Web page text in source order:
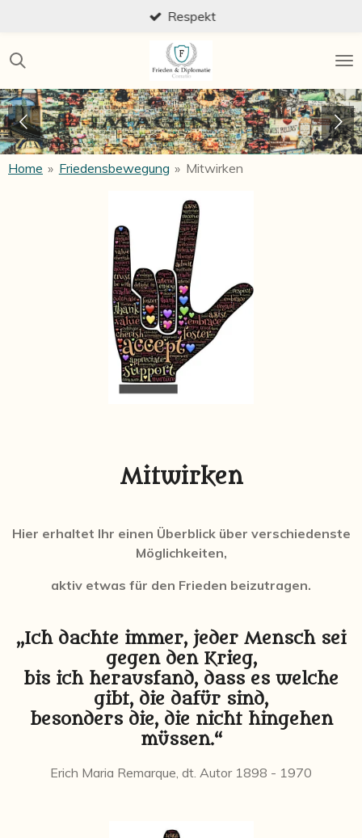
springen
Respekt
Home » Friedensbewegung » Mitwirken
Mitwirken
Hier erhaltet Ihr einen Überblick über verschiedenste
Möglichkeiten,
aktiv etwas für den Frieden beizutragen.
„Ich dachte immer, jeder Mensch sei
gegen den Krieg,
bis ich herausfand, dass es welche
gibt, die dafür sind,
besonders die, die nicht hingehen
müssen.“
Erich Maria Remarque, dt. Autor 1898 - 1970